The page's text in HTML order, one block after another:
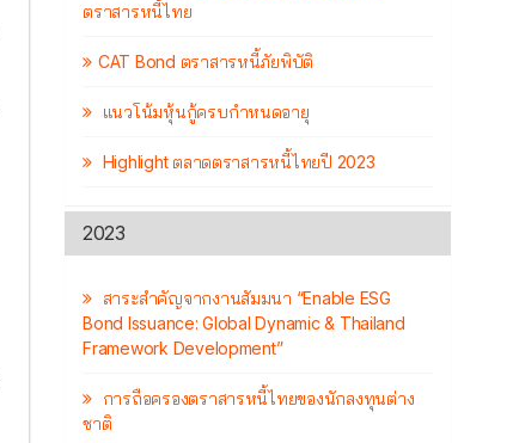
ตราสารหนี้ไทย
CAT Bond ตราสารหนี้ภัยพิบัติ
แนวโน้มหุ้นกู้ครบกำหนดอายุ
Highlight ตลาดตราสารหนี้ไทยปี 2023
2023
สาระสำคัญจากงานสัมมนา “Enable ESG
Bond Issuance: Global Dynamic & Thailand
Framework Development”
การถือครองตราสารหนี้ไทยของนักลงทุนต่าง
ชาติ